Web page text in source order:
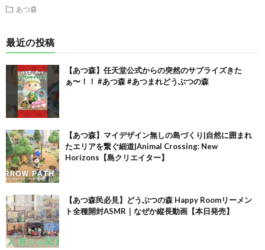
あつ森
最近の投稿
【あつ森】任天堂公式からの突然のサプライズきた
ぁ〜！！ #あつ森 #あつまれどうぶつの森
【あつ森】マイデザイン無しの島づくり|自然に囲まれ
たエリアを繋ぐ細道|Animal Crossing: New
Horizons【島クリエイター】
【あつ森民必見】どうぶつの森 Happy Roomリーメン
ト全種開封ASMR｜なぜか縦長動画【本日発売】